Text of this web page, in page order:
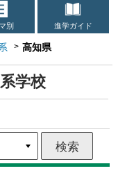
別 進学ガイド
高知県
学校